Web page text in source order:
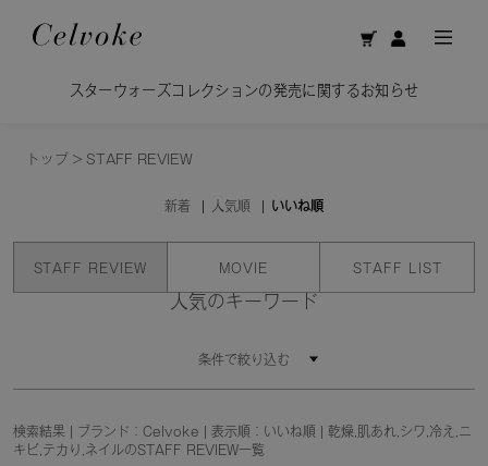
スターウォーズコレクションの発売に関するお知らせ
トップ > STAFF REVIEW
新着 人気順 いいね順
STAFF REVIEW MOVIE STAFF LIST
人気のキーワード
条件で絞り込む
検索結果 | ブランド：Celvoke | 表示順：いいね順 | 乾燥,肌あれ,シワ,冷え,ニ
キビ,テカり,ネイルのSTAFF REVIEW一覧